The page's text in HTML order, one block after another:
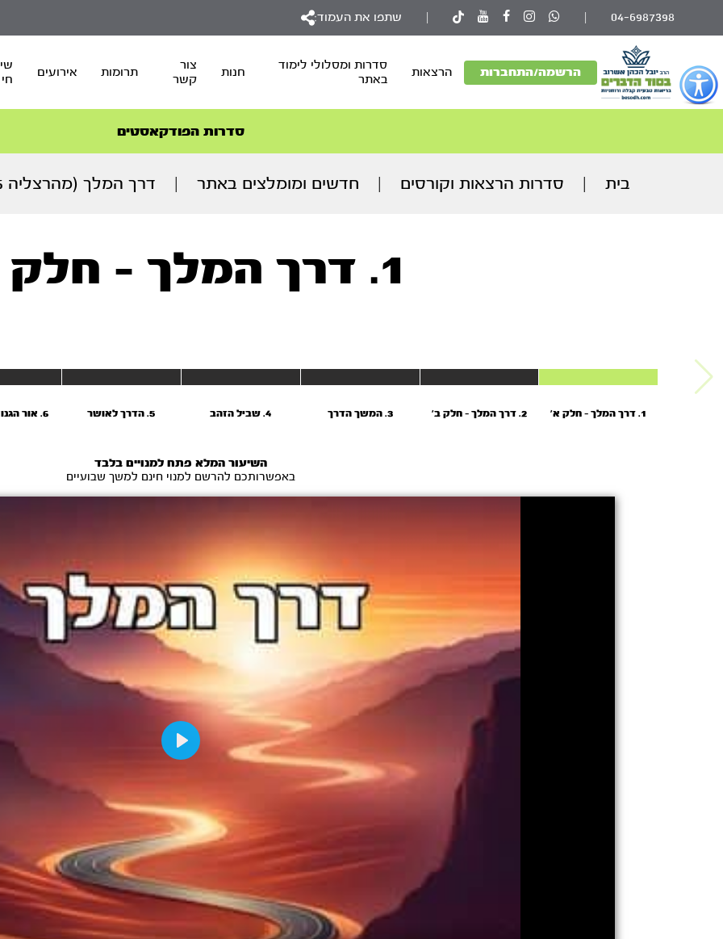
כפתור
לפתיחת
תפריט
נגישות
04-6987398 שתפו את העמוד:
הרשמה/התחברות הרצאות
סדרות ומסלולי לימוד
באתר
חנות
צור
קשר
תרומות אירועים
חי
סדרות הפודקאסטים
הסדרה המובילה החודש – דרך המלך
ספרו החדש של הרב יובל – אורות וכלים – אור המועדים
הצטרפו למהפכת הבריאות הטבעית >
סדרות הפודקאסטים
הסדרה המובילה החודש – דרך המלך
בית סדרות הרצאות וקורסים חדשים ומומלצים באתר דרך המלך (מהרצליה 18.02.25)
1. דרך המלך - חלק א'
1. דרך המלך - חלק א' 2. דרך המלך - חלק ב' 3. המשך הדרך 4. שביל הזהב 5. הדרך לאושר 6. אור הגנוז - חלק א'
השיעור המלא פתח למנויים בלבד
באפשרותכם להרשם למנוי חינם למשך שבועיים
Play